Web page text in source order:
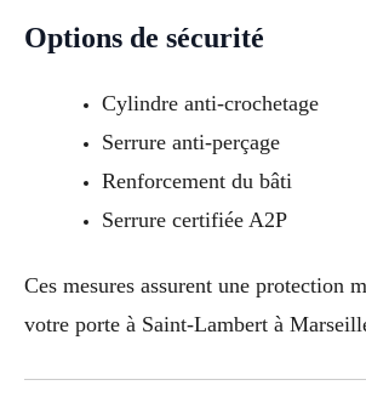
Options de sécurité
Cylindre anti-crochetage
Serrure anti-perçage
Renforcement du bâti
Serrure certifiée A2P
Ces mesures assurent une protection
votre porte à Saint-Lambert à